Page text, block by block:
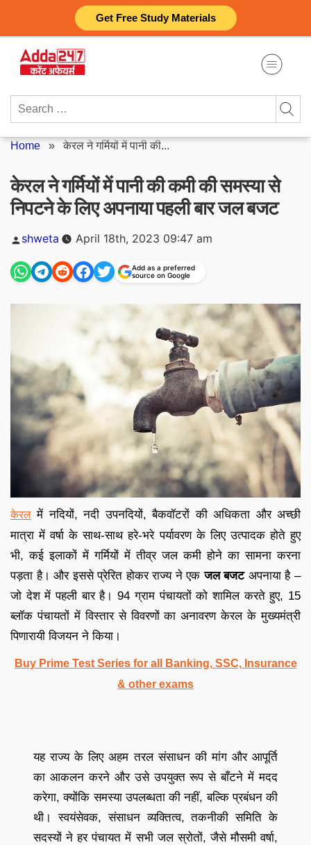
Get Free Study Materials
content
Search
Home »केरल ने गर्मियों में पानी की...
केरल ने गर्मियों में पानी की कमी की समस्या से
निपटने के लिए अपनाया पहली बार जल बजट
Posted
by
shweta April 18th, 2023 09:47 am
Add as a preferred
source on Google
केरल में नदियों, नदी उपनदियों, बैकवॉटरों की अधिकता और अच्छी
मात्रा में वर्षा के साथ-साथ हरे-भरे पर्यावरण के लिए उत्पादक होते हुए
भी, कई इलाकों में गर्मियों में तीव्र जल कमी होने का सामना करना
पड़ता है। और इससे प्रेरित होकर राज्य ने एकजल बजटअपनाया है –
जो देश में पहली बार है। 94 ग्राम पंचायतों को शामिल करते हुए, 15
ब्लॉक पंचायतों में विस्तार से विवरणों का अनावरण केरल के मुख्यमंत्री
पिणारायी विजयन ने किया।
Buy Prime Test Series for all Banking, SSC, Insurance
& other exams
यह राज्य के लिए अहम तरल संसाधन की मांग और आपूर्ति
का आकलन करने और उसे उपयुक्त रूप से बाँटने में मदद
करेगा, क्योंकि समस्या उपलब्धता की नहीं, बल्कि प्रबंधन की
थी। स्वयंसेवक, संसाधन व्यक्तित्व, तकनीकी समिति के
सदस्यों ने हर पंचायत में सभी जल स्रोतों, जैसे मौसमी वर्षा,